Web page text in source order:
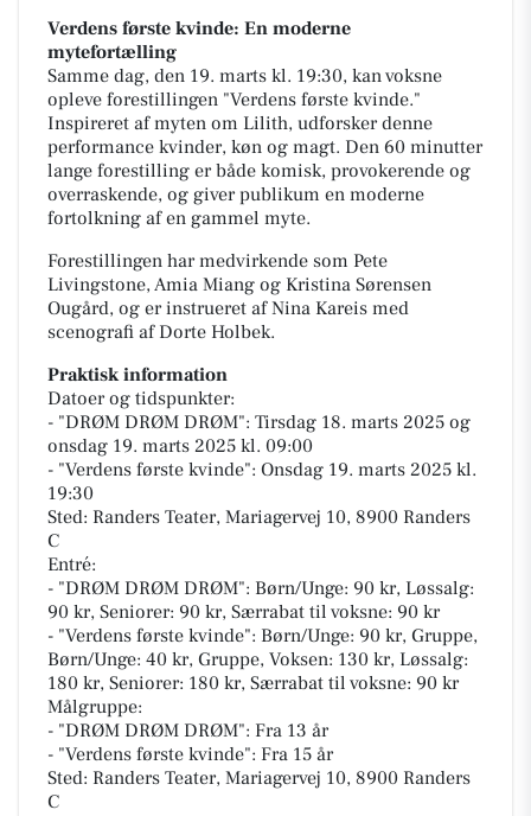
Verdens første kvinde: En moderne
mytefortælling
Samme dag, den 19. marts kl. 19:30, kan voksne
opleve forestillingen "Verdens første kvinde."
Inspireret af myten om Lilith, udforsker denne
performance kvinder, køn og magt. Den 60 minutter
lange forestilling er både komisk, provokerende og
overraskende, og giver publikum en moderne
fortolkning af en gammel myte.
Forestillingen har medvirkende som Pete
Livingstone, Amia Miang og Kristina Sørensen
Ougård, og er instrueret af Nina Kareis med
scenografi af Dorte Holbek.
Praktisk information
Datoer og tidspunkter:
- "DRØM DRØM DRØM": Tirsdag 18. marts 2025 og
onsdag 19. marts 2025 kl. 09:00
- "Verdens første kvinde": Onsdag 19. marts 2025 kl.
19:30
Sted: Randers Teater, Mariagervej 10, 8900 Randers
C
Entré:
- "DRØM DRØM DRØM": Børn/Unge: 90 kr, Løssalg:
90 kr, Seniorer: 90 kr, Særrabat til voksne: 90 kr
- "Verdens første kvinde": Børn/Unge: 90 kr, Gruppe,
Børn/Unge: 40 kr, Gruppe, Voksen: 130 kr, Løssalg:
180 kr, Seniorer: 180 kr, Særrabat til voksne: 90 kr
Målgruppe:
- "DRØM DRØM DRØM": Fra 13 år
- "Verdens første kvinde": Fra 15 år
Sted: Randers Teater, Mariagervej 10, 8900 Randers
C